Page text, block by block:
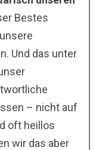
Bestes
Und das unter
– nicht auf
oft heillos
wir das aber